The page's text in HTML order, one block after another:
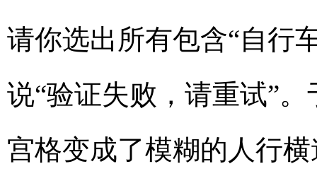
请你选出所有包含“自行
说“验证失败，请重试”
宫格变成了模糊的人行